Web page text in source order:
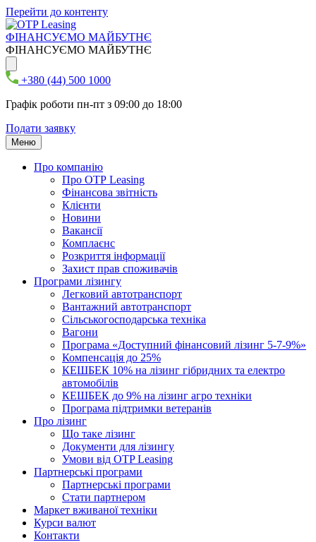
Перейти до контенту
ФІНАНСУЄМО МАЙБУТНЄ
ФІНАНСУЄМО МАЙБУТНЄ
+380 (44) 500 1000
Графік роботи пн-пт з 09:00 до 18:00
Подати заявку
Меню
Про компанію
Про ОТР Leasing
Фінансова звітність
Клієнти
Новини
Вакансії
Комплаєнс
Розкриття інформації
Захист прав споживачів
Програми лізингу
Легковий автотранспорт
Вантажний автотранспорт
Cільськогосподарська техніка
Вагони
Програма «Доступний фінансовий лізинг 5-7-9%»
Компенсація до 25%
КЕШБЕК 10% на лізинг гібридних та електро
автомобілів
КЕШБЕК до 9% на лізинг агро техніки
Програма підтримки ветеранів
Про лізинг
Що таке лізинг
Документи для лізингу
Умови від OTP Leasing
Партнерські програми
Партнерські програми
Стати партнером
Маркет вживаної техніки
Курси валют
Контакти